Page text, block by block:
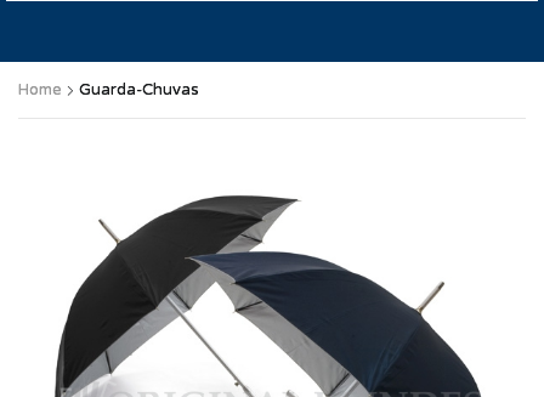
Home Guarda-Chuvas